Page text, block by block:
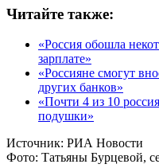
Читайте также:
«Россия обошла
зарплате»
«Россияне смогут
других банков»
«Почти 4 из 10
подушки»
Источник: РИА Новости
Фото: Татьяны Бурцевой,